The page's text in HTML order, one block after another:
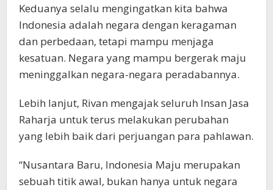
Keduanya selalu mengingatkan kita bahwa
Indonesia adalah negara dengan keragaman
dan perbedaan, tetapi mampu menjaga
kesatuan. Negara yang mampu bergerak maju
meninggalkan negara-negara peradabannya.
Lebih lanjut, Rivan mengajak seluruh Insan Jasa
Raharja untuk terus melakukan perubahan
yang lebih baik dari perjuangan para pahlawan.
“Nusantara Baru, Indonesia Maju merupakan
sebuah titik awal, bukan hanya untuk negara